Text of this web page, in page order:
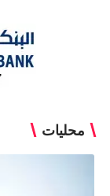
محليات